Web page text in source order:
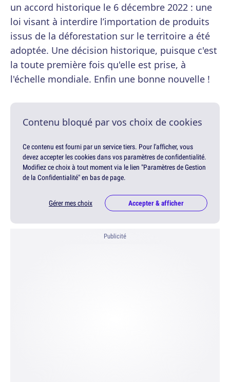
un accord historique le 6 décembre 2022 : une
loi visant à interdire l’importation de produits
issus de la déforestation sur le territoire a été
adoptée. Une décision historique, puisque c'est
la toute première fois qu'elle est prise, à
l'échelle mondiale. Enfin une bonne nouvelle !
Contenu bloqué par vos choix de cookies
Ce contenu est fourni par un service tiers. Pour l'afficher, vous
devez accepter les cookies dans vos paramètres de confidentialité.
Modifiez ce choix à tout moment via le lien "Paramètres de Gestion
de la Confidentialité" en bas de page.
Gérer mes choix Accepter & afficher
Publicité